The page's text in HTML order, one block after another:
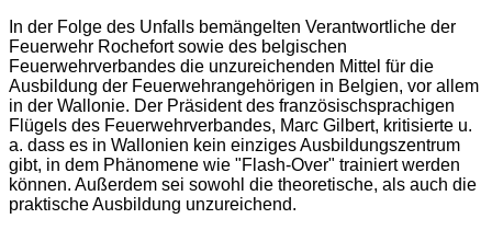
In der Folge des Unfalls bemängelten Verantwortliche der
Feuerwehr Rochefort sowie des belgischen
Feuerwehrverbandes die unzureichenden Mittel für die
Ausbildung der Feuerwehrangehörigen in Belgien, vor allem
in der Wallonie. Der Präsident des französischsprachigen
Flügels des Feuerwehrverbandes, Marc Gilbert, kritisierte u.
a. dass es in Wallonien kein einziges Ausbildungszentrum
gibt, in dem Phänomene wie "Flash-Over" trainiert werden
können. Außerdem sei sowohl die theoretische, als auch die
praktische Ausbildung unzureichend.